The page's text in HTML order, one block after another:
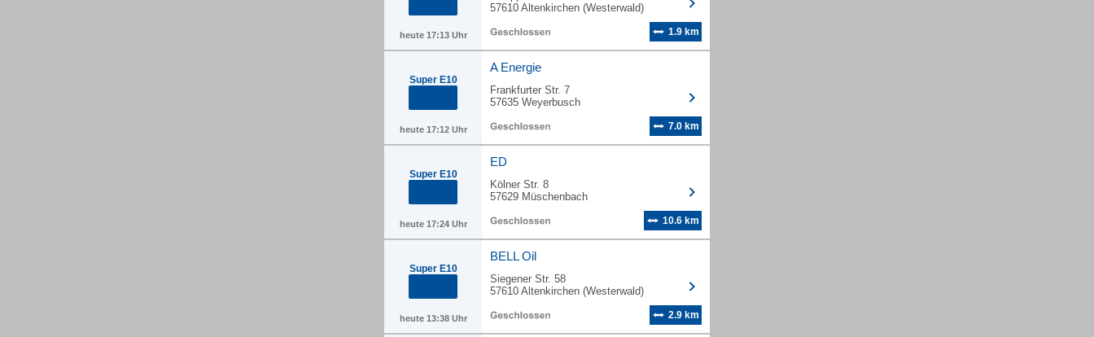
heute 17:13 Uhr
57610 Altenkirchen (Westerwald)
1.9 km
Super E10
heute 17:12 Uhr
A Energie
Frankfurter Str. 7
57635 Weyerbusch
7.0 km
Super E10
heute 17:24 Uhr
ED
Kölner Str. 8
57629 Müschenbach
10.6 km
Super E10
heute 13:38 Uhr
BELL Oil
Siegener Str. 58
57610 Altenkirchen (Westerwald)
2.9 km